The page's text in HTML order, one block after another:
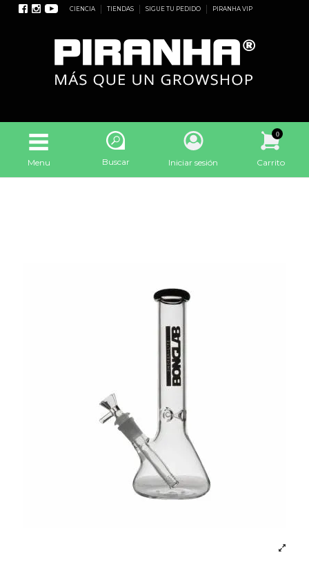
CIENCIA TIENDAS SIGUE TU PEDIDO PIRANHA VIP
Menu Buscar Iniciar sesión
0
Carrito